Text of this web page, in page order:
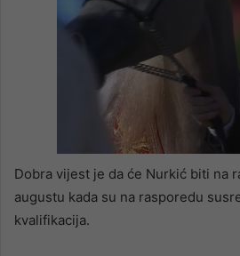
Dobra vijest je da će Nurkić biti na
augustu kada su na rasporedu
kvalifikacija.